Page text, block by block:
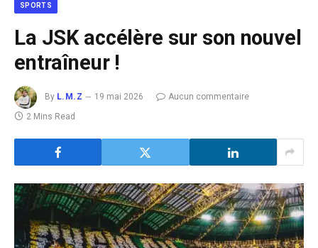
SPORTS
La JSK accélère sur son nouvel
entraîneur !
By L.M.Z 19 mai 2026
Aucun commentaire
2 Mins Read